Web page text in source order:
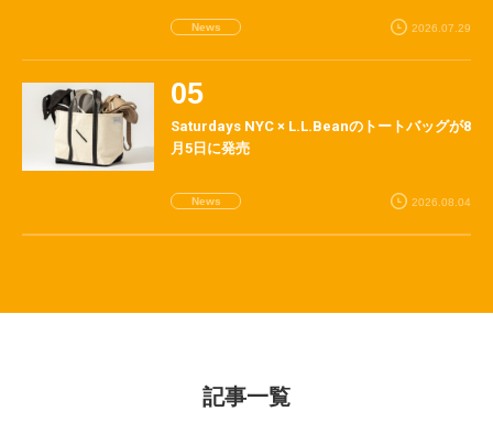
News 2026.07.29
Saturdays NYC × L.L.Beanのトートバッグが8
月5日に発売
News 2026.08.04
記事一覧